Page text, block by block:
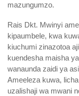
mazungumzo.
Rais Dkt. Mwinyi
kipaumbele, kwa
kiuchumi zinazotoa
kuendesha maisha
wanaunda zaidi ya
Ameeleza kuwa,
uzalishaji wa mwani